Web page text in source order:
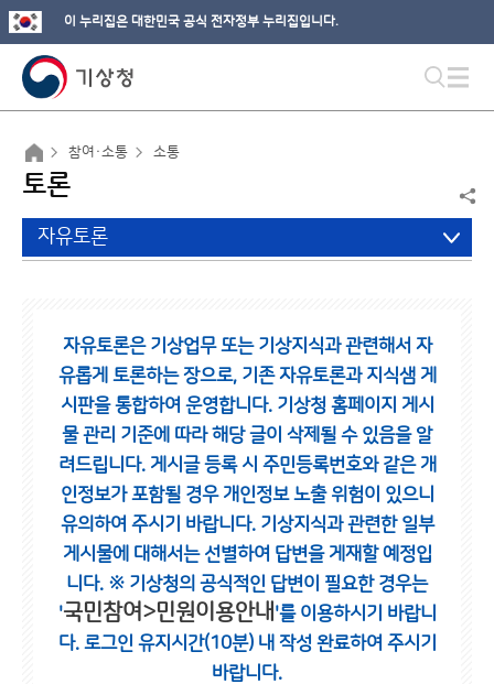
이 누리집은 대한민국 공식 전자정부 누리집입니다.
참여·소통 소통
토론
자유토론
자유토론은 기상업무 또는 기상지식과 관련해서 자
유롭게 토론하는 장으로, 기존 자유토론과 지식샘 게
시판을 통합하여 운영합니다. 기상청 홈페이지 게시
물 관리 기준에 따라 해당 글이 삭제될 수 있음을 알
려드립니다. 게시글 등록 시 주민등록번호와 같은 개
인정보가 포함될 경우 개인정보 노출 위험이 있으니
유의하여 주시기 바랍니다. 기상지식과 관련한 일부
게시물에 대해서는 선별하여 답변을 게재할 예정입
니다. ※ 기상청의 공식적인 답변이 필요한 경우는
'국민참여>민원이용안내 '를 이용하시기 바랍니
다. 로그인 유지시간(10분) 내 작성 완료하여 주시기
바랍니다.